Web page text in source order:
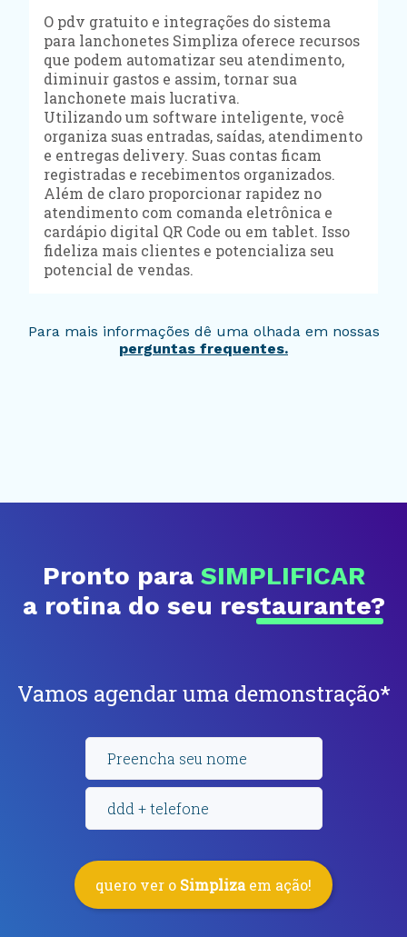
O pdv gratuito e integrações do sistema
para lanchonetes Simpliza oferece recursos
que podem automatizar seu atendimento,
diminuir gastos e assim, tornar sua
lanchonete mais lucrativa.
Utilizando um software inteligente, você
organiza suas entradas, saídas, atendimento
e entregas delivery. Suas contas ficam
registradas e recebimentos organizados.
Além de claro proporcionar rapidez no
atendimento com comanda eletrônica e
cardápio digital QR Code ou em tablet. Isso
fideliza mais clientes e potencializa seu
potencial de vendas.
Para mais informações dê uma olhada em nossas
perguntas frequentes.
Pronto para SIMPLIFICAR
a rotina do seu restaurante?
Vamos agendar uma demonstração*
quero ver o Simplizaem ação!